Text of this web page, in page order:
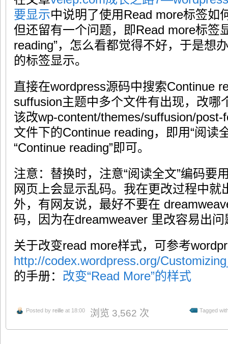
要显示中说明了使用Read more标签如
但还留有一个问题，即Read more标签
reading”，怎么看都觉得不好，于是想
的标签显示。
直接在wordpress源码中搜索Continue
suffusion主题中多个文件有出现，改哪
该改wp-content/themes/suffusion/
文件下的Continue reading，即用“阅读
“Continue reading”即可。
注意：替换时，注意“阅读全文”编码要
网页上会显示乱码。我在更改过程中就
外，有网友说，最好不要在
码，因为在dreamweaver 里改容易出
关于改变read more样式，可参考
http://codex.wordpress.org/
的手册： 改变“Read More”的样式
Posted by reille at 18:00 浏览 3,562 次 Tagged